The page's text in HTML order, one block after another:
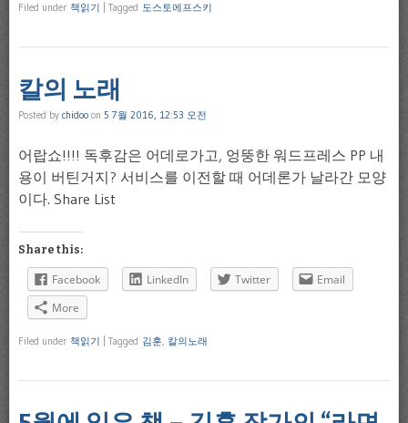
Filed under 책읽기 Tagged 도스토에프스키
칼의 노래
Posted by chidoo on 5 7월 2016, 12:53 오전
어랍쇼!!!! 독후감은 어데로가고, 엉뚱한 워드프레스 PP 내
용이 버틴거지? 서비스를 이전할 때 어데론가 날라간 모양
이다. Share List
Share this:
Facebook LinkedIn Twitter
Email
More
Filed under 책읽기 Tagged 김훈, 칼의노래